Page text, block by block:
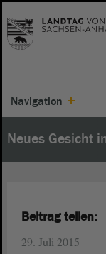
Navigation
Neues Gesicht
29. Juli 2015
Beitrag teilen: